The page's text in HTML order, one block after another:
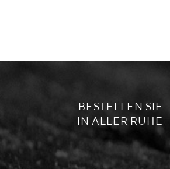
BESTELLEN SIE
IN ALLER RUHE